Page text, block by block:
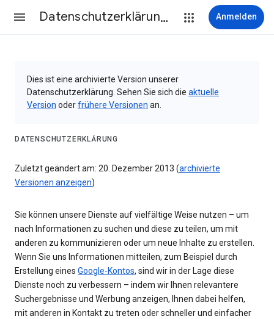
Datenschutzerklärung & Nutzungsbedingungen Anmelden
Dies ist eine archivierte Version unserer
Datenschutzerklärung. Sehen Sie sich die aktuelle
Version oderfrühere Versionen an.
DATENSCHUTZERKLÄRUNG
Zuletzt geändert am: 20. Dezember 2013 (archivierte
Versionen anzeigen)
Sie können unsere Dienste auf vielfältige Weise nutzen – um
nach Informationen zu suchen und diese zu teilen, um mit
anderen zu kommunizieren oder um neue Inhalte zu erstellen.
Wenn Sie uns Informationen mitteilen, zum Beispiel durch
Erstellung eines Google-Kontos, sind wir in der Lage diese
Dienste noch zu verbessern – indem wir Ihnen relevantere
Suchergebnisse und Werbung anzeigen, Ihnen dabei helfen,
mit anderen in Kontakt zu treten oder schneller und einfacher